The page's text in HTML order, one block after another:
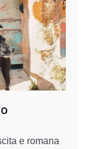
e romana